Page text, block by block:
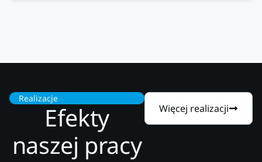
Realizacje
Efekty
naszej pracy
Więcej realizacji